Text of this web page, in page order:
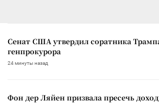
Сенат США утвердил соратника
генпрокурора
24 минуты назад
Фон дер Ляйен призвала пресечь